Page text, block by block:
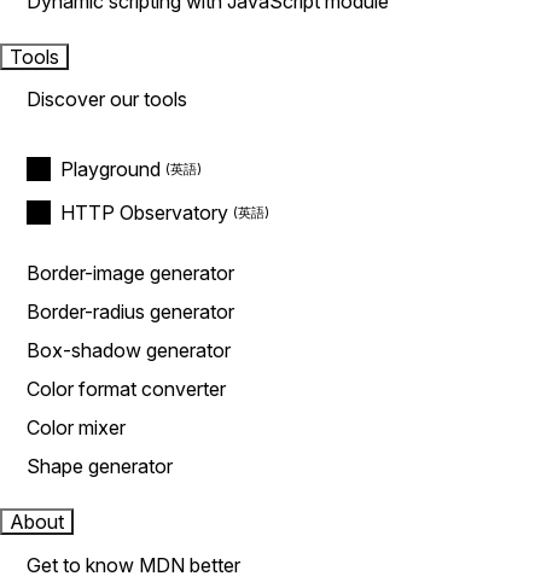
Tools
Discover our tools
Playground
HTTP Observatory
Border-image generator
Border-radius generator
Box-shadow generator
Color format converter
Color mixer
Shape generator
About
Get to know MDN better